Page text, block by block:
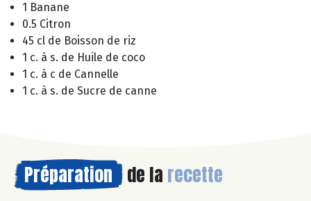
1 Banane
0.5 Citron
45 cl de Boisson de riz
1 c. à s. de Huile de coco
1 c. à c de Cannelle
1 c. à s. de Sucre de canne
Préparation de la recette